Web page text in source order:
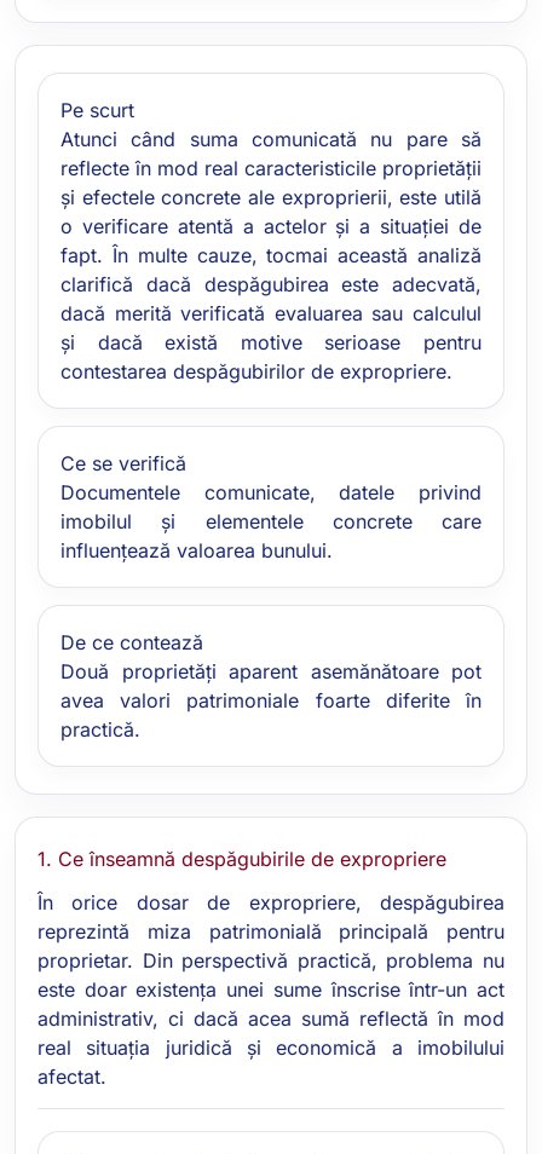
Pe scurt
Atunci când suma comunicată nu pare să
reflecte în mod real caracteristicile proprietății
și efectele concrete ale exproprierii, este utilă
o verificare atentă a actelor și a situației de
fapt. În multe cauze, tocmai această analiză
clarifică dacă despăgubirea este adecvată,
dacă merită verificată evaluarea sau calculul
și dacă există motive serioase pentru
contestarea despăgubirilor de expropriere.
Ce se verifică
Documentele comunicate, datele privind
imobilul și elementele concrete care
influențează valoarea bunului.
De ce contează
Două proprietăți aparent asemănătoare pot
avea valori patrimoniale foarte diferite în
practică.
1. Ce înseamnă despăgubirile de expropriere
În orice dosar de expropriere, despăgubirea
reprezintă miza patrimonială principală pentru
proprietar. Din perspectivă practică, problema nu
este doar existența unei sume înscrise într-un act
administrativ, ci dacă acea sumă reflectă în mod
real situația juridică și economică a imobilului
afectat.